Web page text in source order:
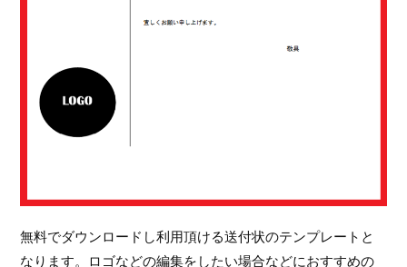
無料でダウンロードし利用頂ける送付状のテンプレートと
なります。ロゴなどの編集をしたい場合などにおすすめの